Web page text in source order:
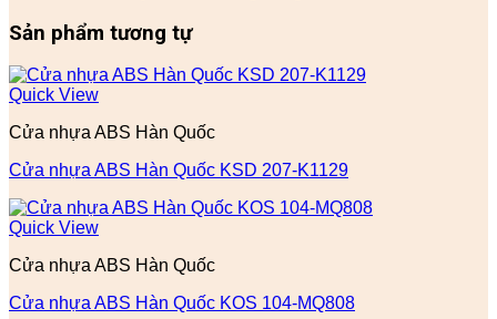
Sản phẩm tương tự
Quick View
Cửa nhựa ABS Hàn Quốc
Cửa nhựa ABS Hàn Quốc KSD 207-K1129
Quick View
Cửa nhựa ABS Hàn Quốc
Cửa nhựa ABS Hàn Quốc KOS 104-MQ808